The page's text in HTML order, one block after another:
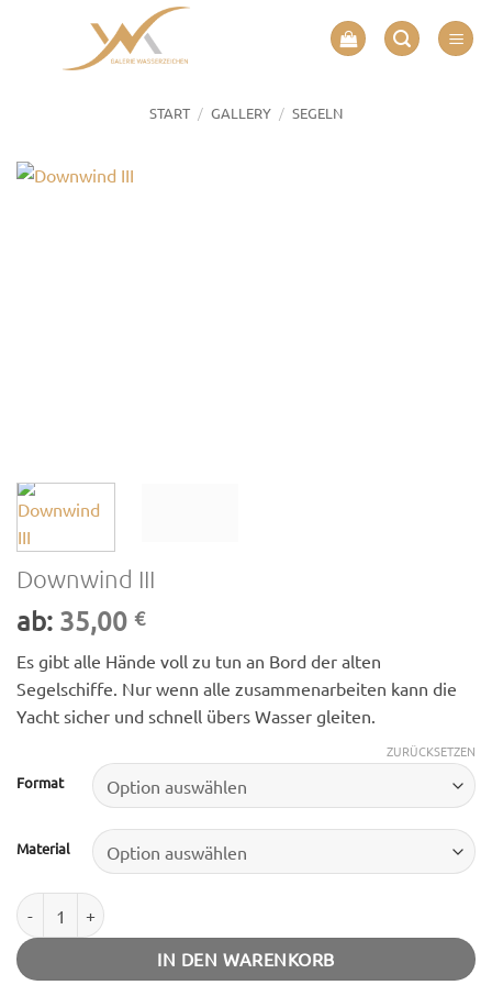
springen
START / GALLERY / SEGELN
Downwind III
ab: 35,00 €
Es gibt alle Hände voll zu tun an Bord der alten
Segelschiffe. Nur wenn alle zusammenarbeiten kann die
Yacht sicher und schnell übers Wasser gleiten.
Format
Material
ZURÜCKSETZEN
Downwind III Menge
IN DEN WARENKORB